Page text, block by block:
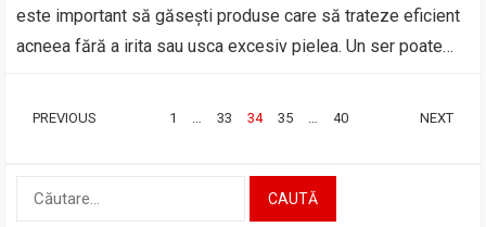
este important să găsești produse care să trateze eficient
acneea fără a irita sau usca excesiv pielea. Un ser poate…
PAGINAȚIE
PREVIOUS 1 … 33 34 35 … 40 NEXT
Caută